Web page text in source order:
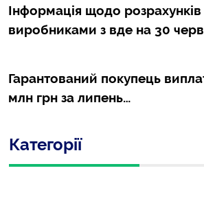
Інформація щодо розрахунків
виробниками з вде на 30
Гарантований покупець
млн грн за липень…
Категорії